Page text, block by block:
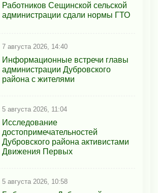
Работников Сещинской сельской
администрации сдали нормы ГТО
7 августа 2026, 14:40
Информационные встречи главы
администрации Дубровского
района с жителями
5 августа 2026, 11:04
Исследование
достопримечательностей
Дубровского района активистами
Движения Первых
5 августа 2026, 10:58